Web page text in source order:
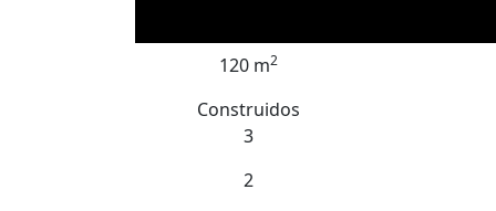
120 m2
Construidos
3
2